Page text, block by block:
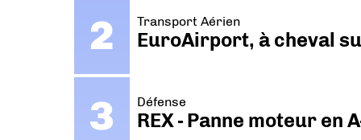
Transport Aérien
EuroAirport, à cheval
Défense
REX - Panne moteur en